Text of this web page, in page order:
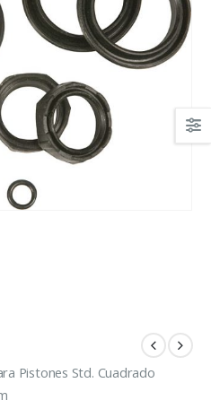
Pistones Std. Cuadrado